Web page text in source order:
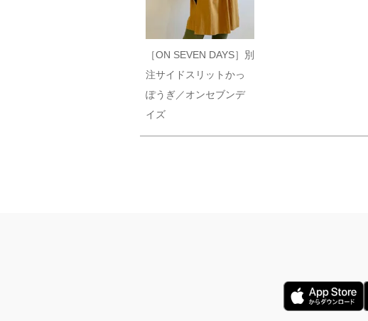
［ON SEVEN DAYS］別
注サイドスリットかっ
ぽうぎ／オンセブンデ
イズ